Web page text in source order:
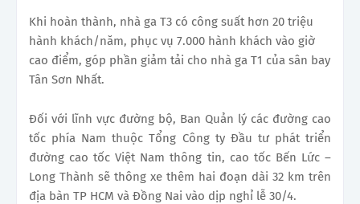
Khi hoàn thành, nhà ga T3 có công suất hơn 20 triệu
hành khách/năm, phục vụ 7.000 hành khách vào giờ
cao điểm, góp phần giảm tải cho nhà ga T1 của sân bay
Tân Sơn Nhất.
Đối với lĩnh vực đường bộ, Ban Quản lý các đường cao
tốc phía Nam thuộc Tổng Công ty Đầu tư phát triển
đường cao tốc Việt Nam thông tin, cao tốc Bến Lức –
Long Thành sẽ thông xe thêm hai đoạn dài 32 km trên
địa bàn TP HCM và Đồng Nai vào dịp nghỉ lễ 30/4.